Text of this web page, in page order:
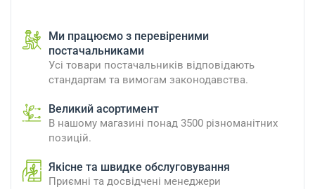
Ми працюємо з перевіреними
постачальниками
Усі товари постачальників відповідають
стандартам та вимогам законодавства.
Великий асортимент
В нашому магазині понад 3500 різноманітних
позицій.
Якісне та швидке обслуговування
Приємні та досвідчені менеджери